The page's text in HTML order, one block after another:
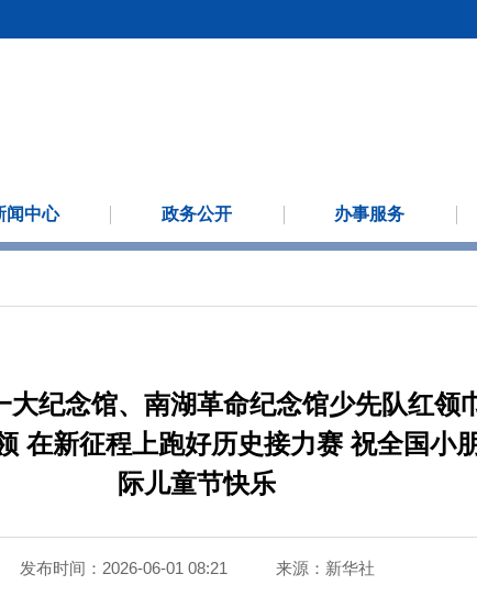
闻中心 政务公开 办事服务
大纪念馆、南湖革命纪念馆少先队红领
在新征程上跑好历史接力赛 祝全国小
际儿童节快乐
发布时间：2026-06-01 08:21 来源： 新华社